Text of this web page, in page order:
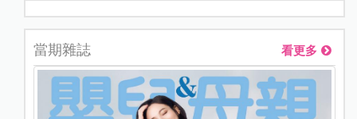
當期雜誌 看更多